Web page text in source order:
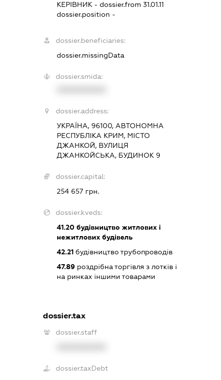
КЕРІВНИК - dossier.from 31.01.11
dossier.position -
dossier.beneficiaries:
dossier.missingData
dossier.smida:
dossier.address:
УКРАЇНА, 96100, АВТОНОМНА
РЕСПУБЛІКА КРИМ, МІСТО
ДЖАНКОЙ, ВУЛИЦЯ
ДЖАНКОЙСЬКА, БУДИНОК 9
dossier.capital:
254 657 грн.
dossier.kveds:
41.20 будівництво житлових і
нежитлових будівель
42.21 будівництво трубопроводів
47.89 роздрібна торгівля з лотків і
на ринках іншими товарами
dossier.tax
dossier.staff
dossier.taxDebt